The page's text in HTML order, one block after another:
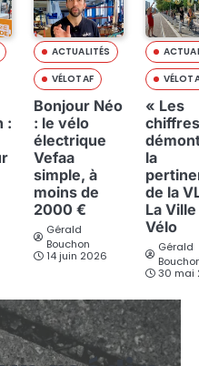
:
ACTUALITÉS
VÉLOTAF
Bonjour Néo
: le vélo
électrique
Vefaa
simple, à
moins de
2000 €
Gérald
Bouchon
14 juin 2026
« Les
chiffres
la
de la
La Ville
Vélo
Gérald
30 mai